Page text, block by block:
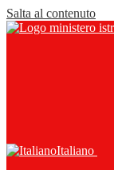
Salta al contenuto
Italiano